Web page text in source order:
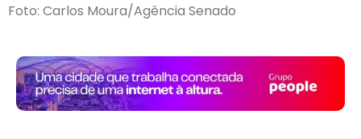
Foto: Carlos Moura/Agência Senado